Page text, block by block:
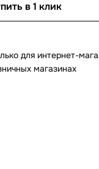
в 1 клик
для интернет-
магазинах